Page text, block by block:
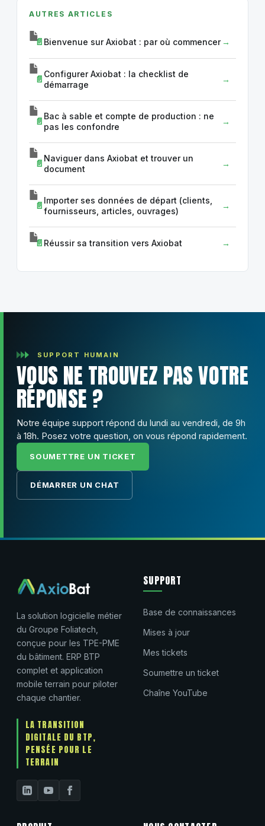
AUTRES ARTICLES
Bienvenue sur Axiobat : par où commencer
Configurer Axiobat : la checklist de
démarrage
Bac à sable et compte de production : ne
pas les confondre
Naviguer dans Axiobat et trouver un
document
Importer ses données de départ (clients,
fournisseurs, articles, ouvrages)
Réussir sa transition vers Axiobat
SUPPORT HUMAIN
VOUS NE TROUVEZ PAS VOTRE
RÉPONSE ?
Notre équipe support répond du lundi au vendredi, de 9h
à 18h. Posez votre question, on vous répond rapidement.
SOUMETTRE UN TICKET
DÉMARRER UN CHAT
La solution logicielle métier
du Groupe Foliatech,
conçue pour les TPE-PME
du bâtiment. ERP BTP
complet et application
mobile terrain pour piloter
chaque chantier.
LA TRANSITION
DIGITALE DU BTP,
PENSÉE POUR LE
TERRAIN
SUPPORT
Base de connaissances
Mises à jour
Mes tickets
Soumettre un ticket
Chaîne YouTube